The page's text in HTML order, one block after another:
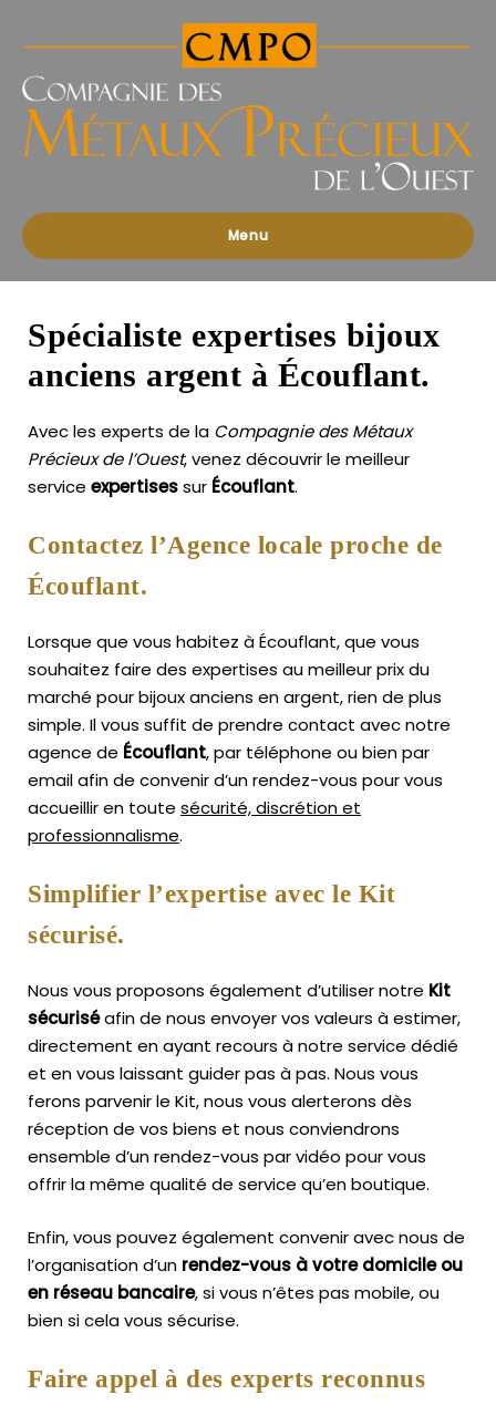
des
Précieux
l'Ouest
Menu
Spécialiste expertises bijoux
anciens argent à Écouflant.
Avec les experts de la Compagnie des Métaux
Précieux de l’Ouest, venez découvrir le meilleur
service expertisessur Écouflant.
Contactez l’Agence locale proche de
Écouflant.
Lorsque que vous habitez à Écouflant, que vous
souhaitez faire des expertises au meilleur prix du
marché pour bijoux anciens en argent, rien de plus
simple. Il vous suffit de prendre contact avec notre
agence de Écouflant, par téléphone ou bien par
email afin de convenir d’un rendez-vous pour vous
accueillir en toute sécurité, discrétion et
professionnalisme.
Simplifier l’expertise avec le Kit
sécurisé.
Nous vous proposons également d’utiliser notre Kit
sécuriséafin de nous envoyer vos valeurs à estimer,
directement en ayant recours à notre service dédié
et en vous laissant guider pas à pas. Nous vous
ferons parvenir le Kit, nous vous alerterons dès
réception de vos biens et nous conviendrons
ensemble d’un rendez-vous par vidéo pour vous
offrir la même qualité de service qu’en boutique.
Enfin, vous pouvez également convenir avec nous de
l’organisation d’un rendez-vous à votre domicile ou
en réseau bancaire, si vous n’êtes pas mobile, ou
bien si cela vous sécurise.
Faire appel à des experts reconnus